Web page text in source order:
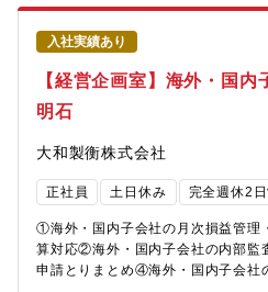
内外の法規制や社内基準に基づき、
ら、関係部署や海外拠点と連携し、
支えることが期待されています。■
リアパス入社後：海外規制・品質
および、国内米菓・食品に関する
任・係長として担当領域をリード、
の品質・規制対応責任者マネージャ
リアも可能■得られる経験・スキル
査・是正・報告業務のスキル・国内
様な食品カテゴリー（常温・チルド
応用力（記載位置の変更）■本ポジ
の大きい「食の安全」を支える重
入社実績あり
【経営企画室】海外・国
明石
大和製衡株式会社
正社員 土日休み 完全週休2日
①海外・国内子会社の月次損益管理
算対応②海外・国内子会社の内部監
申請とりまとめ④海外・国内子会社